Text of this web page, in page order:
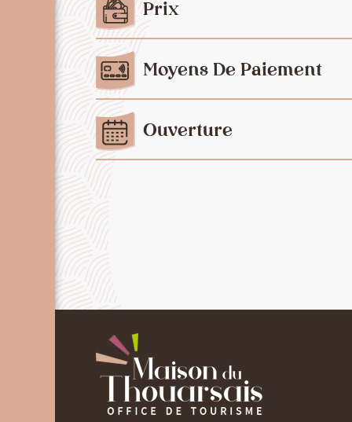
Prix
Moyens De Paiement
Ouverture